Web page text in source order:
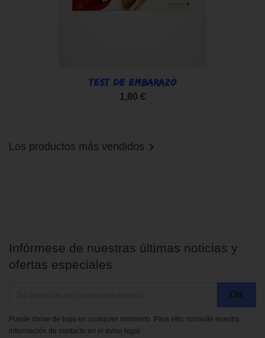
TEST DE EMBARAZO
1,80 €
Los productos más vendidos 
Infórmese de nuestras últimas noticias y
ofertas especiales
Puede darse de baja en cualquier momento. Para ello, consulte nuestra
información de contacto en el aviso legal.